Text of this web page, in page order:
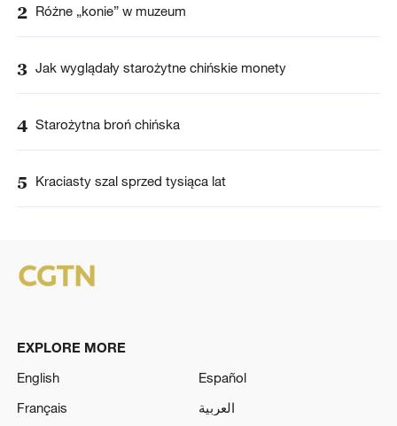
2 Różne „konie” w muzeum
3 Jak wyglądały starożytne chińskie monety
4 Starożytna broń chińska
5 Kraciasty szal sprzed tysiąca lat
EXPLORE MORE
English
Español
Français
العربية